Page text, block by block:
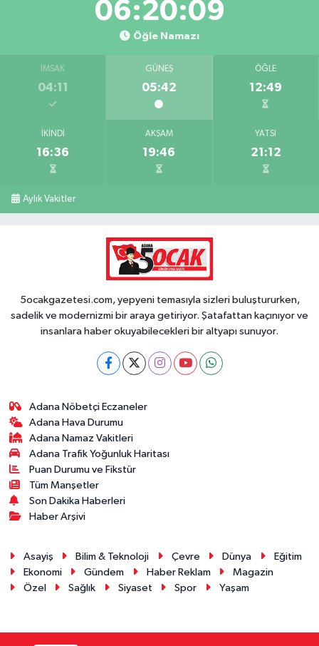
06:20:09
Öğle Namazı
İMSAK
04:11
GÜNEŞ
05:42
ÖĞLE
12:49
İKINDI
16:36
AKŞAM
19:46
YATSI
21:12
Aylık Vakitler
5ocakgazetesi.com, yepyeni temasıyla sizleri buluştururken,
sadelik ve modernizmi bir araya getiriyor. Şatafattan kaçınıyor ve
insanlara haber okuyabilecekleri bir altyapı sunuyor.
Adana Nöbetçi Eczaneler
Adana Hava Durumu
Adana Namaz Vakitleri
Adana Trafik Yoğunluk Haritası
Puan Durumu ve Fikstür
Tüm Manşetler
Son Dakika Haberleri
Haber Arşivi
Asayiş Bilim & Teknoloji Çevre Dünya
Eğitim
Ekonomi
Gündem Haber Reklam
Magazin
Özel
Sağlık Siyaset Spor Yaşam